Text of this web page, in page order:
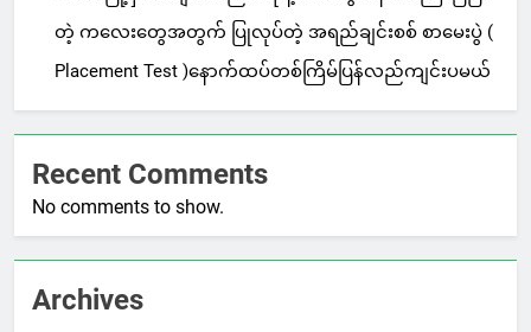
တဲ့ ကလေးတွေအတွက် ပြုလုပ်တဲ့ အရည်ချင်းစစ် စာမေးပွဲ (
Placement Test )နောက်ထပ်တစ်ကြိမ်ပြန်လည်ကျင်းပမယ်
Recent Comments
No comments to show.
Archives